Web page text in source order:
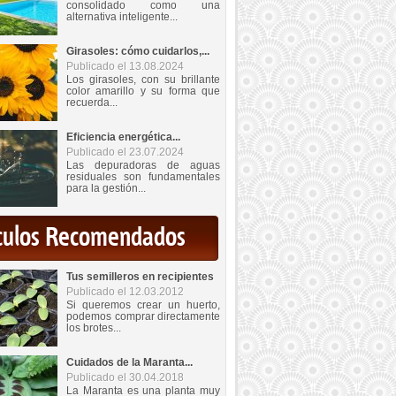
consolidado como una
alternativa inteligente...
Girasoles: cómo cuidarlos,...
Publicado el 13.08.2024
Los girasoles, con su brillante
color amarillo y su forma que
recuerda...
Eficiencia energética...
Publicado el 23.07.2024
Las depuradoras de aguas
residuales son fundamentales
para la gestión...
Recomendados
Tus semilleros en recipientes
Publicado el 12.03.2012
Si queremos crear un huerto,
podemos comprar directamente
los brotes...
Cuidados de la Maranta...
Publicado el 30.04.2018
La Maranta es una planta muy